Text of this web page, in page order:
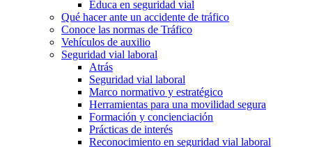
Educa en seguridad vial
Qué hacer ante un accidente de tráfico
Conoce las normas de Tráfico
Vehículos de auxilio
Seguridad vial laboral
Atrás
Seguridad vial laboral
Marco normativo y estratégico
Herramientas para una movilidad segura
Formación y concienciación
Prácticas de interés
Reconocimiento en seguridad vial laboral